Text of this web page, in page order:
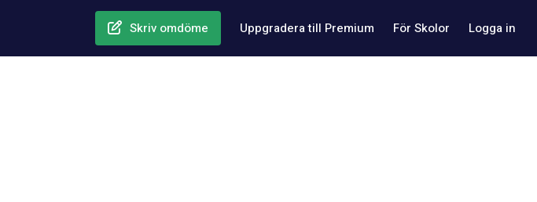
Skriv omdöme Uppgradera till Premium För Skolor Logga in